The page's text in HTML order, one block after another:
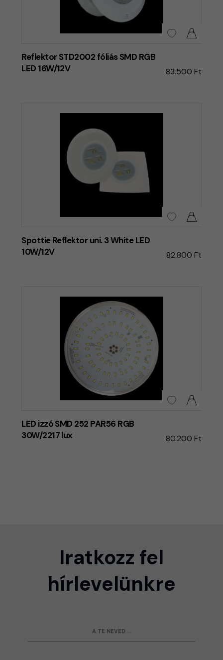
Reflektor STD2002 fóliás SMD RGB
LED 16W/12V
83.500 Ft
Spottie Reflektor uni. 3 White LED
10W/12V
82.800 Ft
LED izzó SMD 252 PAR56 RGB
30W/2217 lux
80.200 Ft
Iratkozz fel
hírlevelünkre